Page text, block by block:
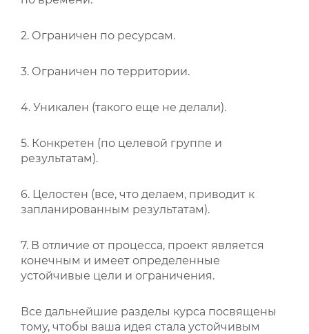
2. Ограничен по ресурсам.
3. Ограничен по территории.
4. Уникален (такого еще не делали).
5. Конкретен (по целевой группе и
результатам).
6. Целостен (все, что делаем, приводит к
запланированным результатам).
7. В отличие от процесса, проект является
конечным и имеет определенные
устойчивые цели и ограничения.
Все дальнейшие разделы курса посвящены
тому, чтобы ваша идея стала устойчивым